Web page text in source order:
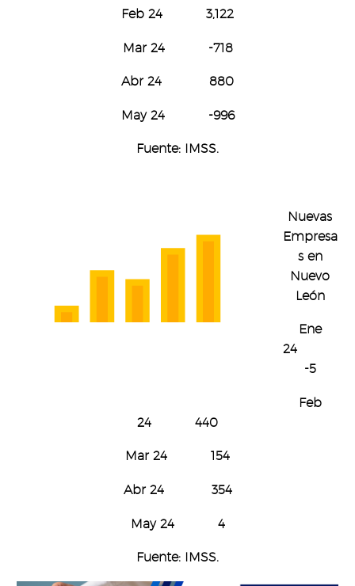
Feb 24 3,122
Mar 24 -718
Abr 24 880
May 24 -996
Fuente: IMSS.
Nuevas
Empresa
s en
Nuevo
León
Ene
24
-5
Feb
24 440
Mar 24 154
Abr 24 354
May 24 4
Fuente: IMSS.